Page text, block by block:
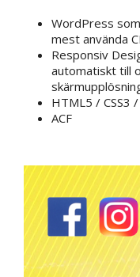
WordPress
mest använda
Responsiv
automatiskt till
HTML5 / CSS3
ACF